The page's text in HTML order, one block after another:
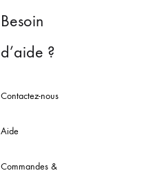
Besoin
d’aide ?
Contactez-nous
Aide
Commandes &